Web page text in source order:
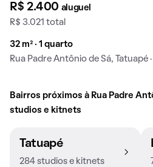
R$ 2.400 aluguel
R$ 3.021 total
32 m² · 1 quarto
Rua Padre Antônio de Sá, Tatuapé
Bairros próximos à Rua Padre
studios e kitnets
Tatuapé
284 studios e kitnets